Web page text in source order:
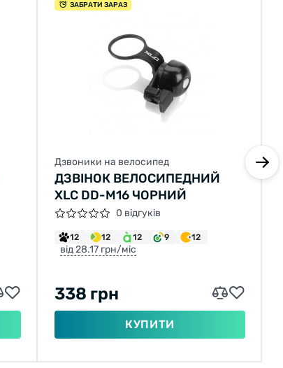
ЗАБРАТИ ЗАРАЗ
Дзвоники на велосипед
ДЗВІНОК ВЕЛОСИПЕДНИЙ
XLC DD-M16 ЧОРНИЙ
0 відгуків
12 12 12 9 12
від 28.17 грн/міс
338 грн
КУПИТИ